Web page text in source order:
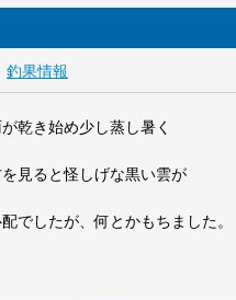
釣果情報
乾き始め少し蒸し暑く
見ると怪しげな黒い雲が
でしたが、何とかもちました。